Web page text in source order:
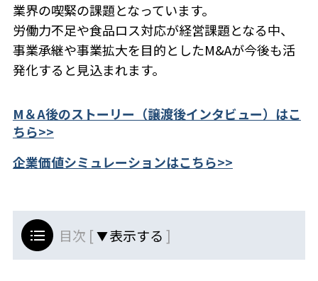
業界の喫緊の課題となっています。
労働力不足や食品ロス対応が経営課題となる中、
事業承継や事業拡大を目的としたM&Aが今後も活
発化すると見込まれます。
M＆A後のストーリー（譲渡後インタビュー）はこ
ちら>>
企業価値シミュレーションはこちら>>
目次 [ ]